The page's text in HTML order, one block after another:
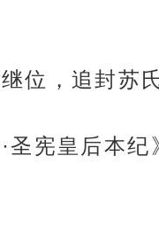
位，追封苏
宪皇后本纪